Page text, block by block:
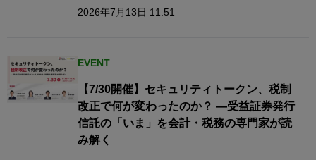
2026年7月13日 11:51
EVENT
【7/30開催】セキュリティトークン、税制
改正で何が変わったのか？ ―受益証券発行
信託の「いま」を会計・税務の専門家が読
み解く